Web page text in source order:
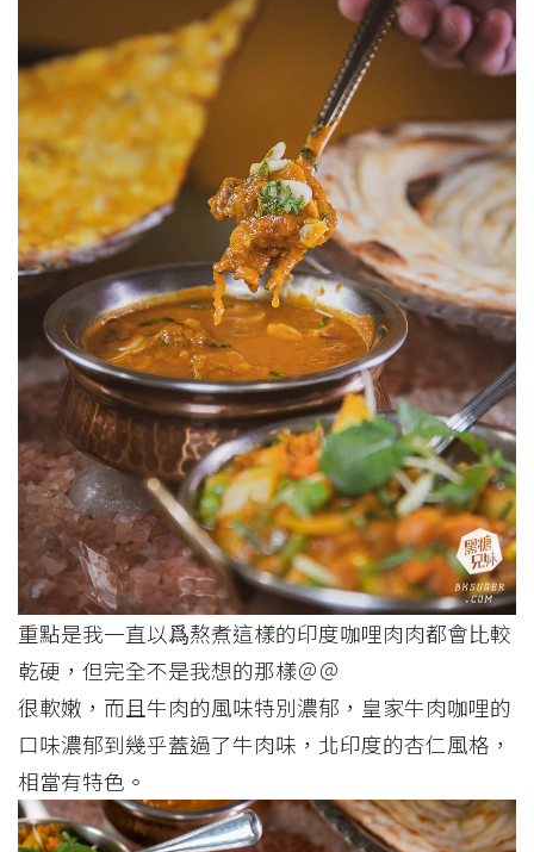
重點是我一直以爲熬煮這樣的印度咖哩肉肉都會比較
乾硬，但完全不是我想的那樣＠＠
很軟嫩，而且牛肉的風味特別濃郁，皇家牛肉咖哩的
口味濃郁到幾乎蓋過了牛肉味，北印度的杏仁風格，
相當有特色。